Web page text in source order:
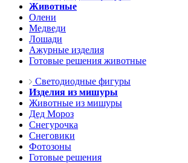
Животные
Олени
Медведи
Лошади
Ажурные изделия
Готовые решения животные
Светодиодные фигуры
Изделия из мишуры
Животные из мишуры
Дед Мороз
Снегурочка
Снеговики
Фотозоны
Готовые решения